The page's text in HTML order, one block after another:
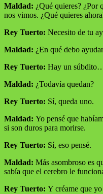
Maldad: ¿Qué quieres? ¿Por
nos vimos. ¿Qué quieres
Rey Tuerto: Necesito de tu
Maldad: ¿En qué debo
Rey Tuerto: Hay un
Maldad: ¿Todavía quedan?
Rey Tuerto: Sí, queda uno.
Maldad: Yo pensé que
si son duros para morirse.
Rey Tuerto: Sí, eso pensé.
Maldad: Más asombroso es
sabía que el cerebro le
Rey Tuerto: Y créame que